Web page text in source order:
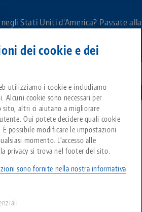
dei cookie e dei
utilizziamo i cookie e includiamo
Alcuni cookie sono necessari per
sito, altri ci aiutano a migliorare
Qui potete decidere quali cookie
possibile modificare le impostazioni
momento. L'accesso alle
privacy si trova nel footer del sito.
sono fornite nella nostra informativa
Stati Uniti d'America? Passate alla
Paese.
Tutto da un'unica fonte
Sistema di serraggio a punto
Sistemi di staffaggio
Gruppo di prodotti
Tipi di prodotto
Panoramica dei prodotti
Informazioni su LANG
Filosofia
Innovazioni
Download
FAQ
Richiesta catalogo
Blog
Notizie
Eventi
trovato alcun risultato.
prodotti
esagonale
esterno, dimensione